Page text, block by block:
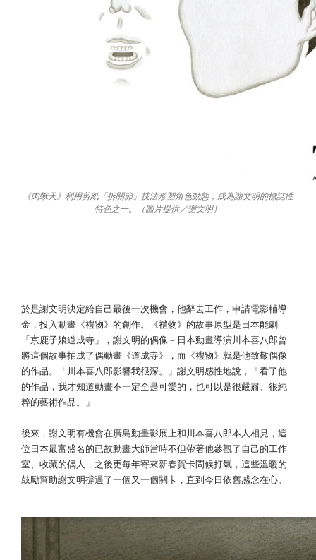
《肉蛾天》利用剪紙「拆關節」技法形塑角色動態，成為謝文明的標誌性
特色之一。（圖片提供／謝文明）
於是謝文明決定給自己最後一次機會，他辭去工作，申請電影輔導
金，投入動畫《禮物》的創作。《禮物》的故事原型是日本能劇
「京鹿子娘道成寺」，謝文明的偶像 – 日本動畫導演川本喜八郎曾
將這個故事拍成了偶動畫《道成寺》，而《禮物》就是他致敬偶像
的作品。「川本喜八郎影響我很深。」謝文明感性地說，「看了他
的作品，我才知道動畫不一定全是可愛的，也可以是很嚴肅、很純
粹的藝術作品。」
後來，謝文明有機會在廣島動畫影展上和川本喜八郎本人相見，這
位日本最富盛名的已故動畫大師當時不但帶著他參觀了自己的工作
室、收藏的偶人，之後更每年寄來新春賀卡問候打氣，這些溫暖的
鼓勵幫助謝文明撐過了一個又一個關卡，直到今日依舊感念在心。